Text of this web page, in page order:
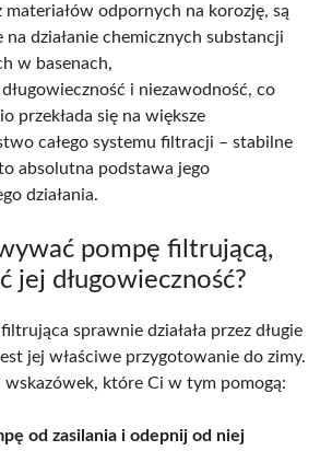
materiałów odpornych na korozję, są
działanie chemicznych substancji
w basenach,
i niezawodność, co
przekłada się na większe
całego systemu filtracji – stabilne
absolutna podstawa jego
działania.
pompę filtrującą,
jej długowieczność?
sprawnie działała przez długie
jej właściwe przygotowanie do zimy.
które Ci w tym pomogą:
od zasilania i odepnij od niej